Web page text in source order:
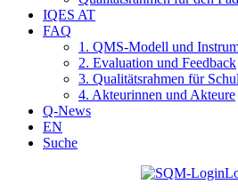
IQES AT
FAQ
1. QMS-Modell und
2. Evaluation und Feedback
3. Qualitätsrahmen für
4. Akteurinnen und Akteure
Q-News
EN
Suche